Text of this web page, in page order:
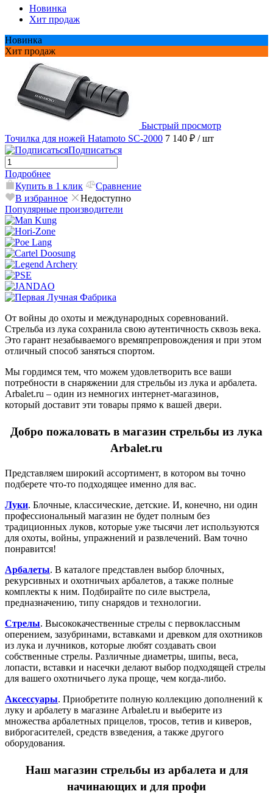
Новинка
Хит продаж
Новинка
Хит продаж
Быстрый просмотр
Точилка для ножей Hatamoto SC-2000 7 140 ₽ / шт
Подписаться
Подробнее
Купить в 1 клик
Сравнение
В избранное
Недоступно
Популярные производители
От войны до охоты и международных соревнований.
Стрельба из лука сохранила свою аутентичность сквозь века.
Это гарант незабываемого времяпрепровождения и при этом
отличный способ заняться спортом.
Мы гордимся тем, что можем удовлетворить все ваши
потребности в снаряжении для стрельбы из лука и арбалета.
Arbalet.ru – один из немногих интернет-магазинов,
который доставит эти товары прямо к вашей двери.
Добро пожаловать в магазин стрельбы из лука
Arbalet.ru
Представляем широкий ассортимент, в котором вы точно
подберете что-то подходящее именно для вас.
Луки. Блочные, классические, детские. И, конечно, ни один
профессиональный магазин не будет полным без
традиционных луков, которые уже тысячи лет используются
для охоты, войны, упражнений и развлечений. Вам точно
понравится!
Арбалеты. В каталоге представлен выбор блочных,
рекурсивных и охотничьих арбалетов, а также полные
комплекты к ним. Подбирайте по силе выстрела,
предназначению, типу снарядов и технологии.
Стрелы. Высококачественные стрелы с первоклассным
оперением, зазубринами, вставками и древком для охотников
из лука и лучников, которые любят создавать свои
собственные стрелы. Различные диаметры, шипы, веса,
лопасти, вставки и насечки делают выбор подходящей стрелы
для вашего охотничьего лука проще, чем когда-либо.
Аксессуары. Приобретите полную коллекцию дополнений к
луку и арбалету в магазине Arbalet.ru и выберите из
множества арбалетных прицелов, тросов, тетив и киверов,
виброгасителей, средств взведения, а также другого
оборудования.
Наш магазин стрельбы из арбалета и для
начинающих и для профи